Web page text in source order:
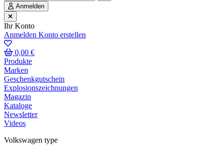
Anmelden
Ihr Konto
Anmelden Konto erstellen
0,00 €
Produkte
Marken
Geschenkgutschein
Explosionszeichnungen
Magazin
Kataloge
Newsletter
Videos
Volkswagen type